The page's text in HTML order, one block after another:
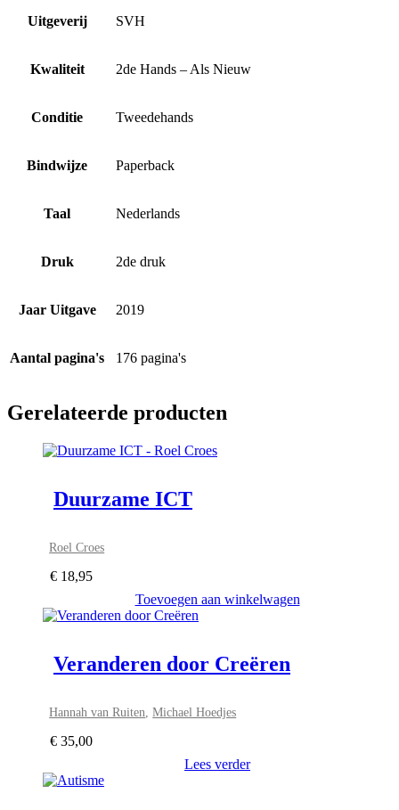
Uitgeverij SVH
Kwaliteit 2de Hands – Als Nieuw
Conditie Tweedehands
Bindwijze Paperback
Taal Nederlands
Druk 2de druk
Jaar Uitgave 2019
Aantal pagina's 176 pagina's
Gerelateerde producten
Duurzame ICT
Roel Croes
€ 18,95
Toevoegen aan winkelwagen
Veranderen door Creëren
Hannah van Ruiten ,Michael Hoedjes
€ 35,00
Lees verder